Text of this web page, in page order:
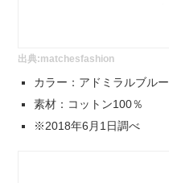
出典:matchesfashion
カラー：アドミラルブルー
素材：コットン100％
※2018年6月1日調べ